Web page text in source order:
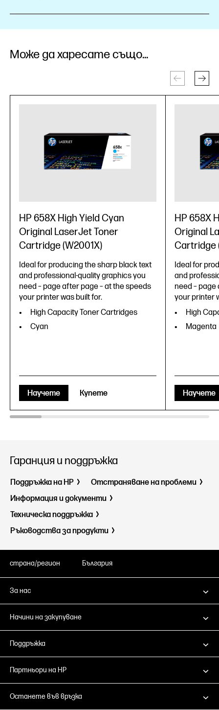
Може да харесате също...
HP 658X High Yield Cyan
Original LaserJet Toner
Cartridge (W2001X)
Ideal for producing the sharp black text
and professional-quality graphics you
need – page after page – at the speeds
your printer was built for.
High Capacity Toner Cartridges
Cyan
Научете Купете
HP 658X
Original
Cartridge
Ideal for
and
need –
your printer
High
Magenta
Научете
Гаранция и поддръжка
Поддръжка на HP
Отстраняване на проблеми
Информация и документи
Техническа поддръжка
Ръководства за продукти
страна/регион България
За нас
Начини на закупуване
Поддръжка
Партньори на HP
Останете във връзка